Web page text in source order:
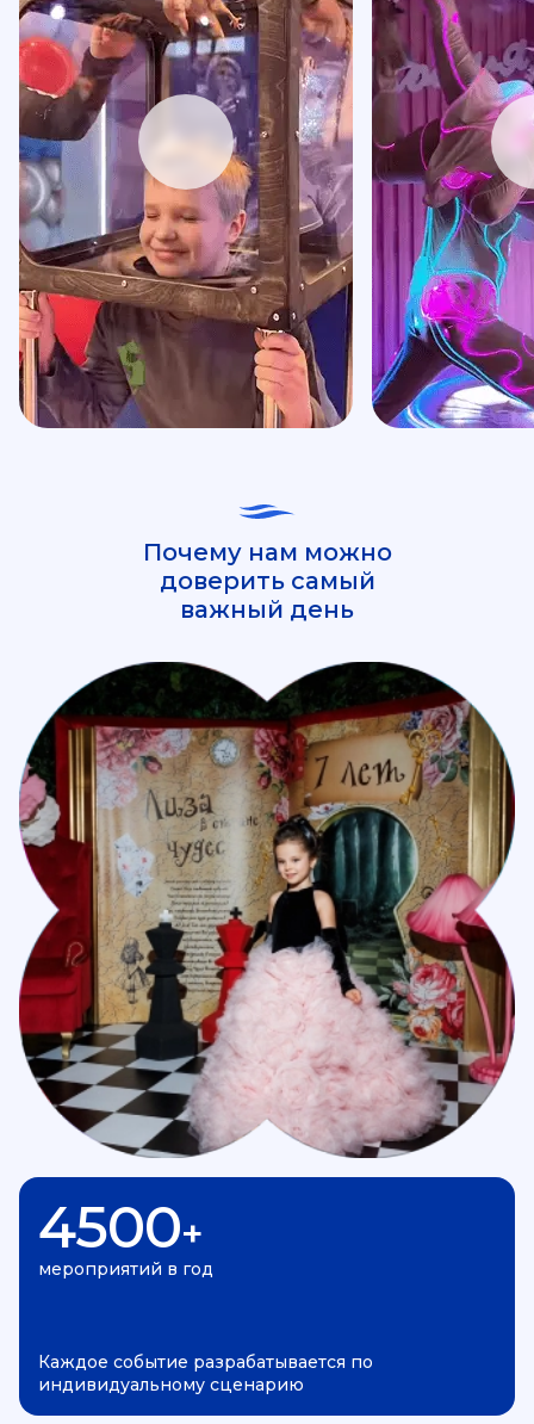
Почему нам можно
доверить самый
важный день
4500+
мероприятий в год
Каждое событие разрабатывается по
индивидуальному сценарию